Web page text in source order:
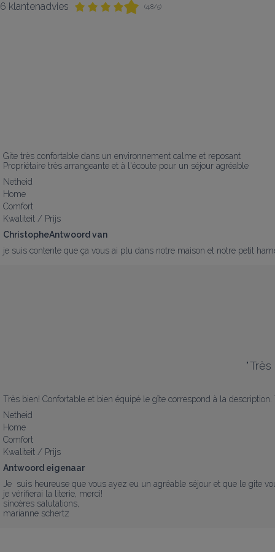
6 klantenadvies (4,8/5)
Gite très confortable dans un environnement calme et reposant
Propriétaire très arrangeante et à l'écoute pour un séjour agréable
Netheid
Home
Comfort
Kwaliteit / Prijs
ChristopheAntwoord van
je suis contente que ça vous ai plu dans notre maison et notre petit
"
Très bien! Confortable et bien équipé le gîte correspond à la
Netheid
Home
Comfort
Kwaliteit / Prijs
Antwoord eigenaar
Je  suis heureuse que vous ayez eu un agréable séjour et que le gite
je vérifierai la literie, merci!
sincères salutations,
marianne schertz